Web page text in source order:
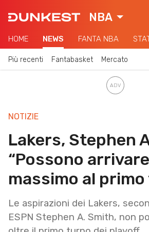
NBA
HOME NEWS FANTA NBA
Più recenti Fantabasket Mercato
NOTIZIE
Lakers, Stephen
“Possono arrivare
massimo al
Le aspirazioni dei Lakers,
ESPN Stephen A. Smith, non